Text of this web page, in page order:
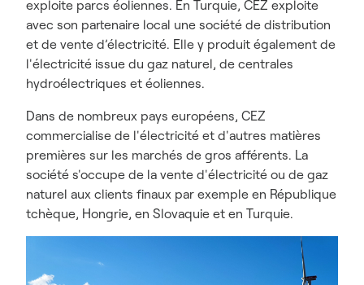
exploite parcs éoliennes. En Turquie, CEZ exploite
avec son partenaire local une société de distribution
et de vente d’électricité. Elle y produit également de
l'électricité issue du gaz naturel, de centrales
hydroélectriques et éoliennes.
Dans de nombreux pays européens, CEZ
commercialise de l'électricité et d'autres matières
premières sur les marchés de gros afférents. La
société s'occupe de la vente d'électricité ou de gaz
naturel aux clients finaux par exemple en République
tchèque, Hongrie, en Slovaquie et en Turquie.